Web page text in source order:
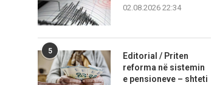
02.08.2026 22:34
5
Editorial / Priten
reforma në sistemin
e pensioneve – shteti